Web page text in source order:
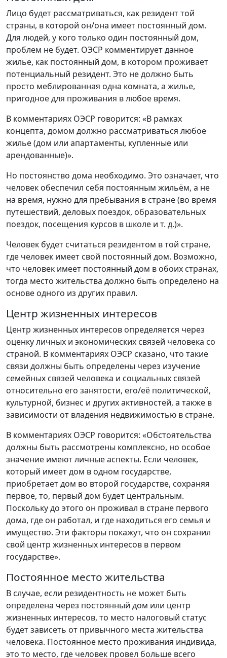
Лицо будет рассматриваться, как резидент той
страны, в которой он/она имеет постоянный дом.
Для людей, у кого только один постоянный дом,
проблем не будет. ОЭСР комментирует данное
жилье, как постоянный дом, в котором проживает
потенциальный резидент. Это не должно быть
просто меблированная одна комната, а жилье,
пригодное для проживания в любое время.
В комментариях ОЭСР говорится: «В рамках
концепта, домом должно рассматриваться любое
жилье (дом или апартаменты, купленные или
арендованные)».
Но постоянство дома необходимо. Это означает, что
человек обеспечил себя постоянным жильём, а не
на время, нужно для пребывания в стране (во время
путешествий, деловых поездок, образовательных
поездок, посещения курсов в школе и т. д.)».
Человек будет считаться резидентом в той стране,
где человек имеет свой постоянный дом. Возможно,
что человек имеет постоянный дом в обоих странах,
тогда место жительства должно быть определено на
основе одного из других правил.
Центр жизненных интересов
Центр жизненных интересов определяется через
оценку личных и экономических связей человека со
страной. В комментариях ОЭСР сказано, что такие
связи должны быть определены через изучение
семейных связей человека и социальных связей
относительно его занятости, его/её политической,
культурной, бизнес и других активностей, а также в
зависимости от владения недвижимостью в стране.
В комментариях ОЭСР говорится: «Обстоятельства
должны быть рассмотрены комплексно, но особое
значение имеют личные аспекты. Если человек,
который имеет дом в одном государстве,
приобретает дом во второй государстве, сохраняя
первое, то, первый дом будет центральным.
Поскольку до этого он проживал в стране первого
дома, где он работал, и где находиться его семья и
имущество. Эти факторы покажут, что он сохранил
свой центр жизненных интересов в первом
государстве».
Постоянное место жительства
В случае, если резидентность не может быть
определена через постоянный дом или центр
жизненных интересов, то место налоговый статус
будет зависеть от привычного места жительства
человека. Постоянное место проживания индивида,
это то место, где человек провел больше всего